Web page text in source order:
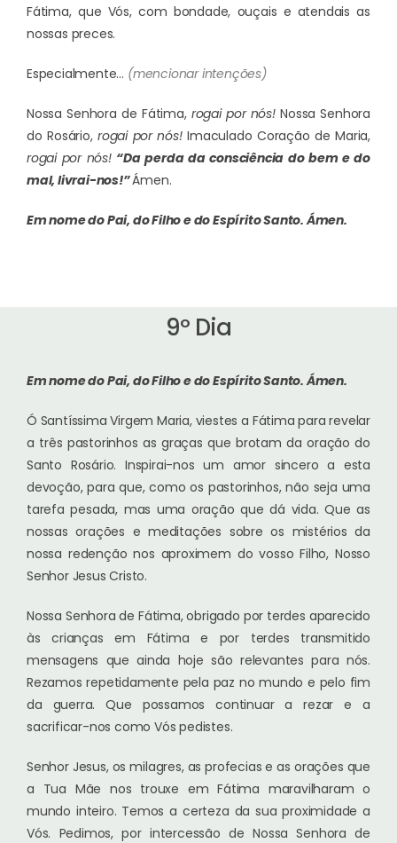
Fátima, que Vós, com bondade, ouçais e atendais as
nossas preces.
Especialmente… (mencionar intenções)
Nossa Senhora de Fátima, rogai por nós!Nossa Senhora
do Rosário,rogai por nós!Imaculado Coração de Maria,
rogai por nós! “Da perda da consciência do bem e do
mal, livrai-nos!”Ámen.
Em nome do Pai, do Filho e do Espírito Santo.Ámen.
9º Dia
Em nome do Pai, do Filho e do Espírito Santo.Ámen.
Ó Santíssima Virgem Maria, viestes a Fátima para revelar
a três pastorinhos as graças que brotam da oração do
Santo Rosário. Inspirai-nos um amor sincero a esta
devoção, para que, como os pastorinhos, não seja uma
tarefa pesada, mas uma oração que dá vida. Que as
nossas orações e meditações sobre os mistérios da
nossa redenção nos aproximem do vosso Filho, Nosso
Senhor Jesus Cristo.
Nossa Senhora de Fátima, obrigado por terdes aparecido
às crianças em Fátima e por terdes transmitido
mensagens que ainda hoje são relevantes para nós.
Rezamos repetidamente pela paz no mundo e pelo fim
da guerra. Que possamos continuar a rezar e a
sacrificar-nos como Vós pedistes.
Senhor Jesus, os milagres, as profecias e as orações que
a Tua Mãe nos trouxe em Fátima maravilharam o
mundo inteiro. Temos a certeza da sua proximidade a
Vós. Pedimos, por intercessão de Nossa Senhora de